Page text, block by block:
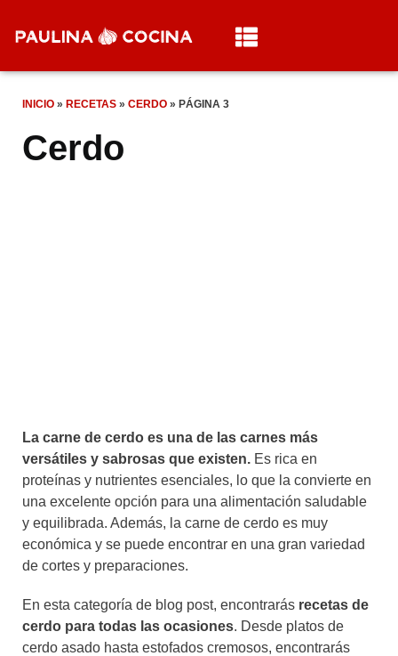
INICIO » RECETAS » CERDO » PÁGINA 3
Cerdo
La carne de cerdo es una de las carnes más
versátiles y sabrosas que existen. Es rica en
proteínas y nutrientes esenciales, lo que la convierte en
una excelente opción para una alimentación saludable
y equilibrada. Además, la carne de cerdo es muy
económica y se puede encontrar en una gran variedad
de cortes y preparaciones.
En esta categoría de blog post, encontrarás recetas de
cerdo para todas las ocasiones. Desde platos de
cerdo asado hasta estofados cremosos, encontrarás